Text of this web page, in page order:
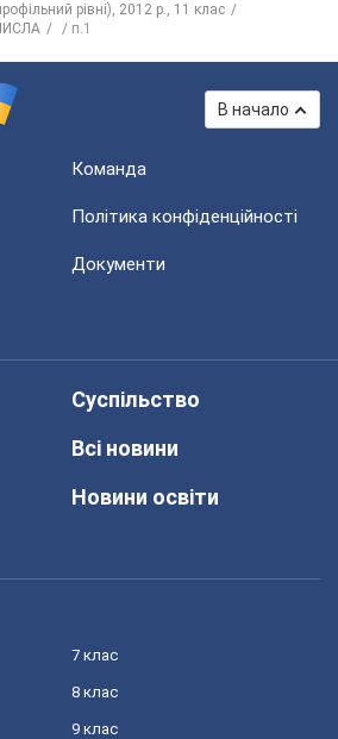
рівні), 2012 р., 11 клас
п.1
В начало
Команда
Політика конфіденційності
Документи
Суспільство
Всі новини
Новини освіти
7 клас
8 клас
9 клас